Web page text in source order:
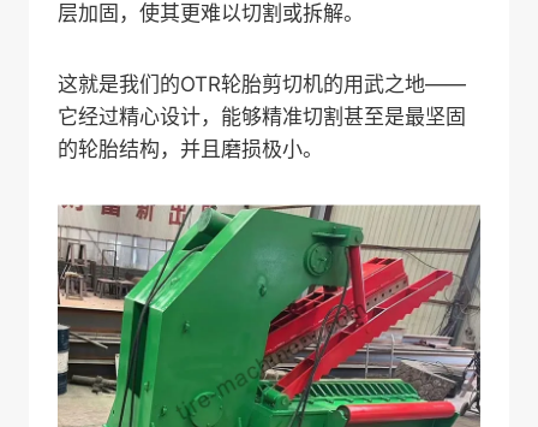
层加固，使其更难以切割或拆解。
这就是我们的OTR轮胎剪切机的用武之地——
它经过精心设计，能够精准切割甚至是最坚固
的轮胎结构，并且磨损极小。